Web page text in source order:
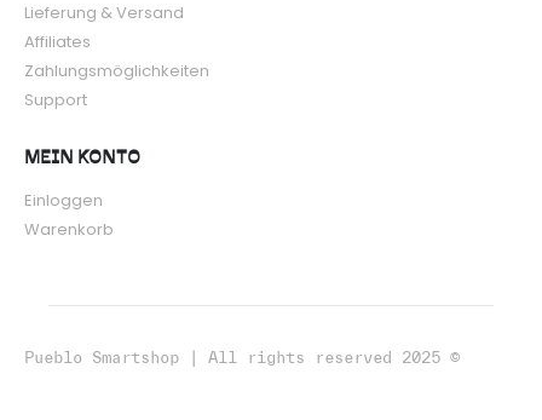
Lieferung & Versand
Affiliates
Zahlungsmöglichkeiten
Support
MEIN KONTO
Einloggen
Warenkorb
Pueblo Smartshop | All rights reserved 2025 ©